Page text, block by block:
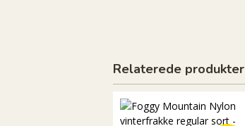
Relaterede produkter
ØKO